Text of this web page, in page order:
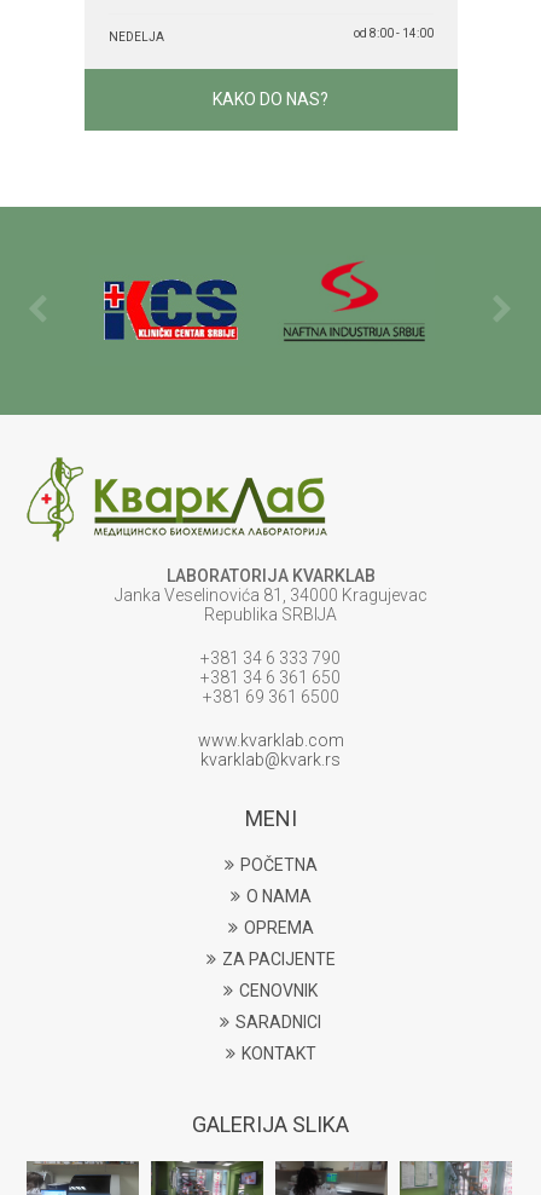
NEDELJA od 8:00 - 14:00
KAKO DO NAS?
LABORATORIJA KVARKLAB
Janka Veselinovića 81, 34000 Kragujevac
Republika SRBIJA
+381 34 6 333 790
+381 34 6 361 650
+381 69 361 6500
www.kvarklab.com
kvarklab@kvark.rs
MENI
POČETNA
O NAMA
OPREMA
ZA PACIJENTE
CENOVNIK
SARADNICI
KONTAKT
GALERIJA SLIKA